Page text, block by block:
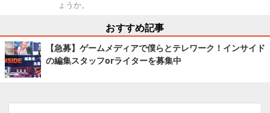
ょうか。
おすすめ記事
【急募】ゲームメディアで僕らとテレワーク！インサイド
の編集スタッフorライターを募集中